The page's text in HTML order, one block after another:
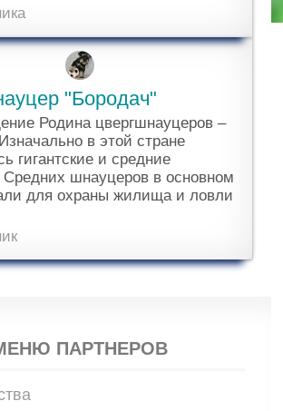
"Бородач"
Родина цвергшнауцеров –
в этой стране
гигантские и средние
шнауцеров в основном
для охраны жилища и ловли
ПАРТНЕРОВ